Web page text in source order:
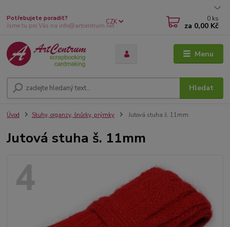
Menu
CZK
Hledat
Potřebujete poradit?
Jsme tu pro Vás na info@artcentrum.net
0 ks
za 0,00 Kč
Úvod Stuhy, organzy, šnůrky, prýmky Jutová stuha š. 11mm
Jutová stuha š. 11mm